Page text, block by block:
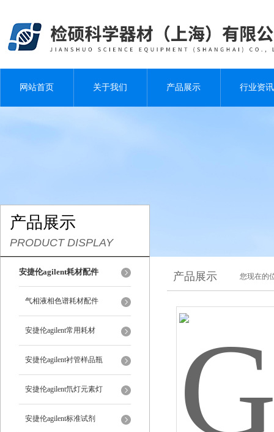
网站首页 关于我们 产品展示 行业资讯
产品展示
PRODUCT DISPLAY
安捷伦agilent耗材配件
气相液相色谱耗材配件
安捷伦agilent常用耗材
安捷伦agilent衬管样品瓶
安捷伦agilent氘灯元素灯
安捷伦agilent标准试剂
产品展示 您现在的